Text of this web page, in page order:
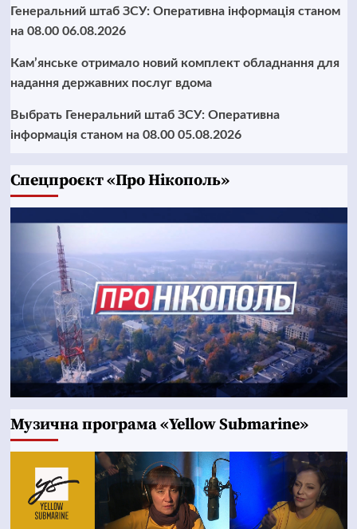
Генеральний штаб ЗСУ: Оперативна інформація станом
на 08.00 06.08.2026
Кам’янське отримало новий комплект обладнання для
надання державних послуг вдома
Выбрать Генеральний штаб ЗСУ: Оперативна
інформація станом на 08.00 05.08.2026
Cпецпроєкт «Про Нікополь»
Музична програма «Yellow Submarine»